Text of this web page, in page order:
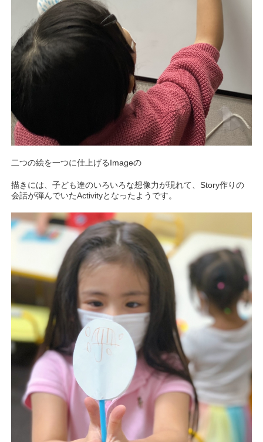
二つの絵を一つに仕上げるImageの
描きには、子ども達のいろいろな想像力が現れて、Story作りの
会話が弾んでいたActivityとなったようです。